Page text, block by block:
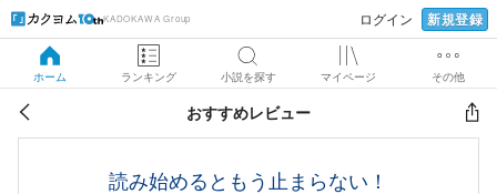
KADOKAWA Group ログイン 新規登録
ホーム ランキング 小説を探す マイページ その他
おすすめレビュー
読み始めるともう止まらない！